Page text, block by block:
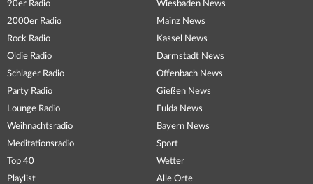
90er Radio
2000er Radio
Rock Radio
Oldie Radio
Schlager Radio
Party Radio
Lounge Radio
Weihnachtsradio
Meditationsradio
Top 40
Playlist
Wiesbaden News
Mainz News
Kassel News
Darmstadt News
Offenbach News
Gießen News
Fulda News
Bayern News
Sport
Wetter
Alle Orte